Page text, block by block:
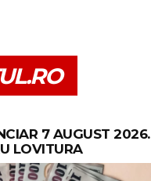
7 AUGUST 2026.
LOVITURA